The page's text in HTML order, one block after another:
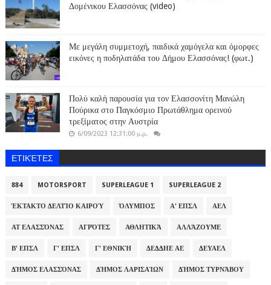
Δομένικου Ελασσόνας (video)
Με μεγάλη συμμετοχή, παιδικά χαμόγελα και όμορφες
εικόνες η ποδηλατάδα του Δήμου Ελασσόνας! (φωτ.)
Πολύ καλή παρουσία για τον Ελασσονίτη Μανώλη
Πούρικα στο Παγκόσμιο Πρωτάθλημα ορεινού
τρεξίματος στην Αυστρία
6/09/2023 12:31:00 μ.μ.
ΕΤΙΚΈΤΕΣ
884 MOTORSPORT SUPERLEAGUE 1 SUPERLEAGUE 2
ΈΚΤΑΚΤΟ ΔΕΛΤΊΟ ΚΑΙΡΟΎ ΌΛΥΜΠΟΣ Α' ΕΠΣΛ ΑΕΛ
ΑΤ ΕΛΑΣΣΌΝΑΣ ΑΓΡΌΤΕΣ ΑΘΛΗΤΙΚΆ ΑΛΛΆΖΟΥΜΕ
Β' ΕΠΣΛ Γ' ΕΠΣΛ Γ' ΕΘΝΙΚΉ ΔΕΔΔΗΕ ΑΕ ΔΕΥΑΕΛ
ΔΉΜΟΣ ΕΛΑΣΣΌΝΑΣ ΔΉΜΟΣ ΛΑΡΙΣΑΊΩΝ ΔΉΜΟΣ ΤΥΡΝΆΒΟΥ